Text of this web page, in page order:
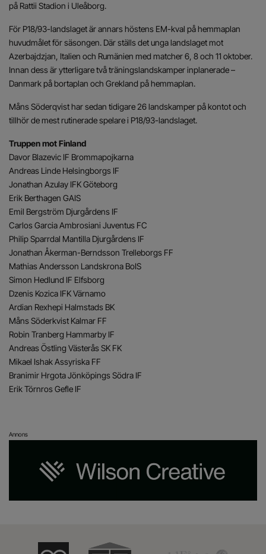
på Rattii Stadion i Uleåborg.
För P18/93-landslaget är annars höstens EM-kval på hemmaplan
huvudmålet för säsongen. Där ställs det unga landslaget mot
Azerbajdzjan, Italien och Rumänien med matcher 6, 8 och 11 oktober.
Innan dess är ytterligare två träningslandskamper inplanerade –
Danmark på bortaplan och Grekland på hemmaplan.
Måns Söderqvist har sedan tidigare 26 landskamper på kontot och
tillhör de mest rutinerade spelare i P18/93-landslaget.
Truppen mot Finland
Davor Blazevic IF Brommapojkarna
Andreas Linde Helsingborgs IF
Jonathan Azulay IFK Göteborg
Erik Berthagen GAIS
Emil Bergström Djurgårdens IF
Carlos Garcia Ambrosiani Juventus FC
Philip Sparrdal Mantilla Djurgårdens IF
Jonathan Åkerman-Berndsson Trelleborgs FF
Mathias Andersson Landskrona BoIS
Simon Hedlund IF Elfsborg
Dzenis Kozica IFK Värnamo
Ardian Rexhepi Halmstads BK
Måns Söderkvist Kalmar FF
Robin Tranberg Hammarby IF
Andreas Östling Västerås SK FK
Mikael Ishak Assyriska FF
Branimir Hrgota Jönköpings Södra IF
Erik Törnros Gefle IF
Annons